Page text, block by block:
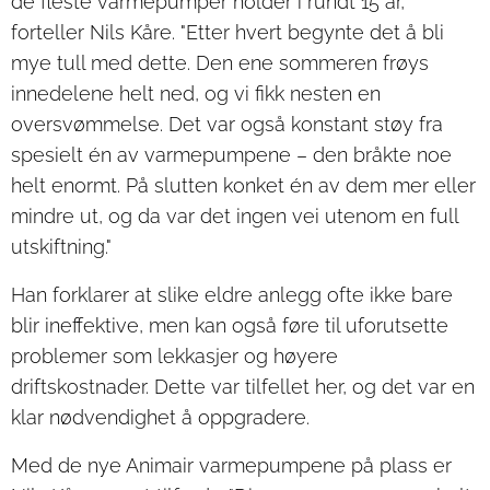
forteller Nils Kåre. "Etter hvert begynte det å bli
mye tull med dette. Den ene sommeren frøys
innedelene helt ned, og vi fikk nesten en
oversvømmelse. Det var også konstant støy fra
spesielt én av varmepumpene – den bråkte noe
helt enormt. På slutten konket én av dem mer eller
mindre ut, og da var det ingen vei utenom en full
utskiftning."
Han forklarer at slike eldre anlegg ofte ikke bare
blir ineffektive, men kan også føre til uforutsette
problemer som lekkasjer og høyere
driftskostnader. Dette var tilfellet her, og det var en
klar nødvendighet å oppgradere.
Med de nye Animair varmepumpene på plass er